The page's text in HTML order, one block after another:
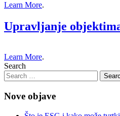
Learn More.
Upravljanje
Learn More.
Search
Nove objave